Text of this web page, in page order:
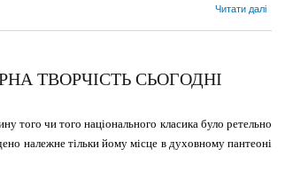
Читати далі
ТВОРЧІСТЬ СЬОГОДНІ
того чи того націо­нального класика було ретельно
належне тільки йому місце в духовному пантеоні